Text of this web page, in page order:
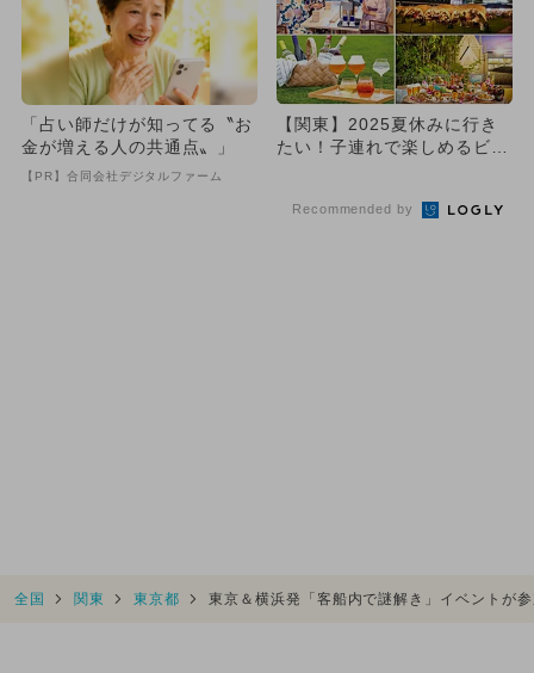
「占い師だけが知ってる〝お
金が増える人の共通点〟」
【PR】合同会社デジタルファーム
【関東】2025夏休みに行き
たい！子連れで楽しめるビア
Recommended by
全国 関東 東京都 東京＆横浜発「客船内で謎解き」イベントが